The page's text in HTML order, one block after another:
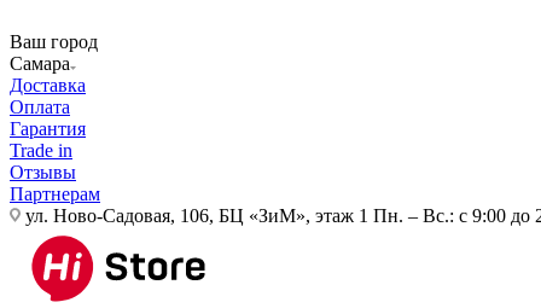
Ваш город
Самара
Доставка
Оплата
Гарантия
Trade in
Отзывы
Партнерам
ул. Ново-Садовая, 106, БЦ «ЗиМ», этаж 1 Пн. – Вс.: с 9:00 до